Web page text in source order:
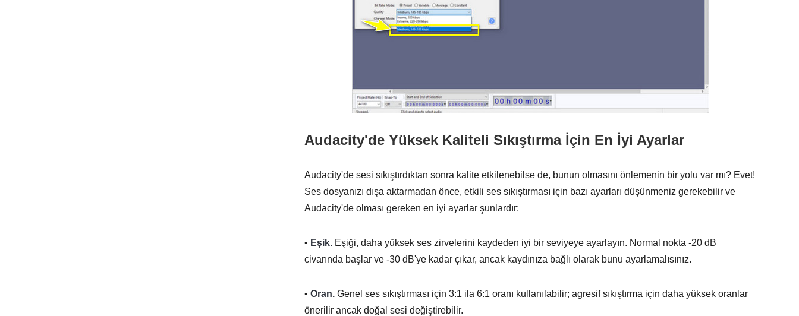
Audacity'de Yüksek Kaliteli Sıkıştırma İçin En İyi Ayarlar
Audacity'de sesi sıkıştırdıktan sonra kalite etkilenebilse de, bunun olmasını önlemenin bir yolu var mı? Evet!
Ses dosyanızı dışa aktarmadan önce, etkili ses sıkıştırması için bazı ayarları düşünmeniz gerekebilir ve
Audacity'de olması gereken en iyi ayarlar şunlardır:
• Eşik. Eşiği, daha yüksek ses zirvelerini kaydeden iyi bir seviyeye ayarlayın. Normal nokta -20 dB
civarında başlar ve -30 dB'ye kadar çıkar, ancak kaydınıza bağlı olarak bunu ayarlamalısınız.
• Oran. Genel ses sıkıştırması için 3:1 ila 6:1 oranı kullanılabilir; agresif sıkıştırma için daha yüksek oranlar
önerilir ancak doğal sesi değiştirebilir.